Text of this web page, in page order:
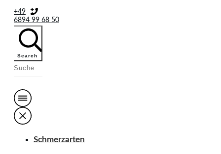
+49
6894 99 68 50
Search
Schmerzarten